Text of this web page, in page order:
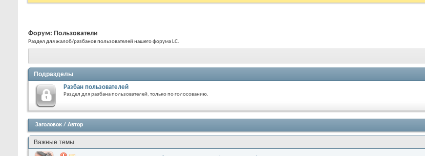
Форум: Пользователи
Раздел для жалоб/разбанов пользователей нашего форума LC.
Подразделы
Разбан пользователей
Раздел для разбана пользователей, только по голосованию.
Заголовок / Автор
Важные темы